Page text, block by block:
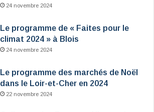
24 novembre 2024
Le programme de « Faites pour le
climat 2024 » à Blois
24 novembre 2024
Le programme des marchés de Noël
dans le Loir-et-Cher en 2024
22 novembre 2024